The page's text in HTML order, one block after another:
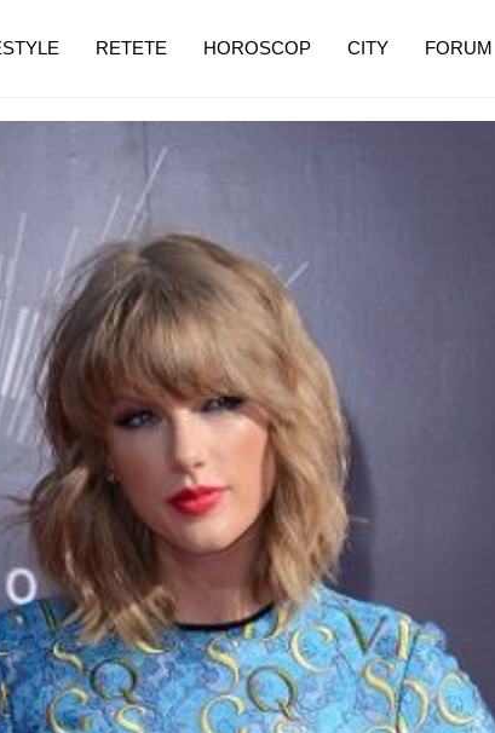
RETETE HOROSCOP CITY FORUM
de dureroasă este investigația